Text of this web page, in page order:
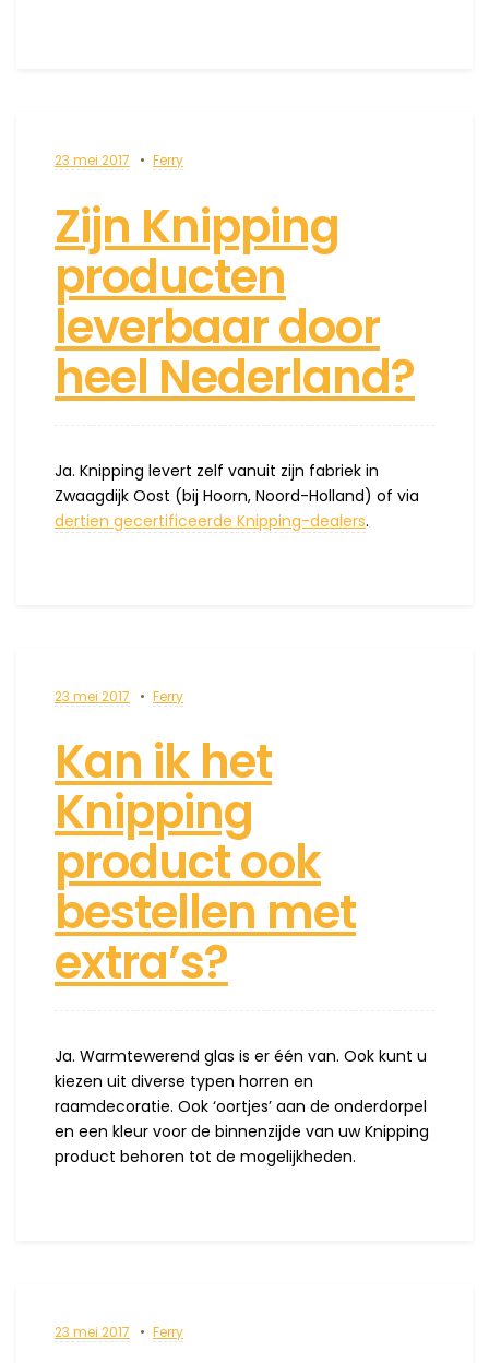
23 mei 2017 Ferry
Zijn Knipping
producten
leverbaar door
heel Nederland?
Ja. Knipping levert zelf vanuit zijn fabriek in
Zwaagdijk Oost (bij Hoorn, Noord-Holland) of via
dertien gecertificeerde Knipping-dealers.
23 mei 2017 Ferry
Kan ik het
Knipping
product ook
bestellen met
extra’s?
Ja. Warmtewerend glas is er één van. Ook kunt u
kiezen uit diverse typen horren en
raamdecoratie. Ook ‘oortjes’ aan de onderdorpel
en een kleur voor de binnenzijde van uw Knipping
product behoren tot de mogelijkheden.
23 mei 2017 Ferry